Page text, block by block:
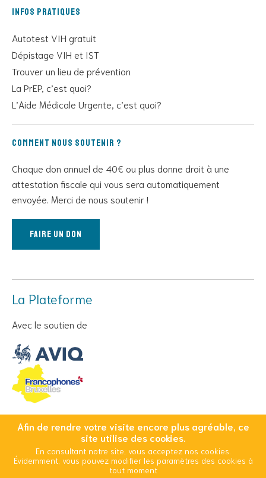
Infos pratiques
Autotest VIH gratuit
Dépistage VIH et IST
Trouver un lieu de prévention
La PrEP, c’est quoi?
L’Aide Médicale Urgente, c’est quoi?
Comment nous soutenir ?
Chaque don annuel de 40€ ou plus donne droit à une
attestation fiscale qui vous sera automatiquement
envoyée. Merci de nous soutenir !
Faire un don
La Plateforme
Avec le soutien de
© Copyright 2026 Cool And Safe - Tous droits réservés
Conditions Générales d’Utilisation
Mentions légales
Politique d’utilisation des cookies
Afin de rendre votre visite encore plus agréable, ce
site utilise des cookies.
En consultant notre site, vous acceptez nos cookies.
Évidemment, vous pouvez modifier les paramètres des cookies à
tout moment